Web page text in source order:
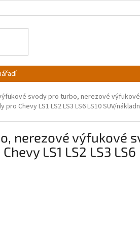
svody pro turbo, nerezové
Chevy LS1 LS2 LS3 LS6 LS10 SUV/
nerezové výfukové
LS1 LS2 LS3 LS6